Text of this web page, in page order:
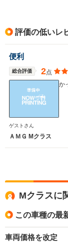
評価の低いレ
便利
総合評価 2点
か
ゲストさん
ＡＭＧ Mクラス
Mクラスに
この車種の最
車両価格を改定